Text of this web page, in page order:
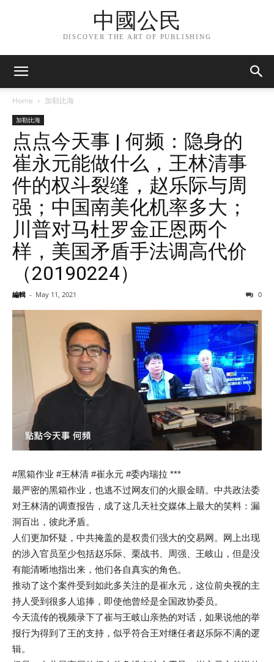
中國公民
DISCOVER THE ART OF PUBLISHING
Home 加勒比海
加勒比海
点点今天事 | 何频：隐身的
崔永元能做什么，王林清事
件的权斗裂缝，赵乐际与周
强；中国南美化机率多大；
川普对马杜罗金正恩两个
样，美国矛盾手法调高代价
（20190224）
編輯 - May 11, 2021 0
#黑箱作业 #王林清 #崔永元 #委内瑞拉 ***
最严密的黑箱作业，也逃不过网友们的火眼金睛。中共政法委
对王林清的调查报告，成了这几天社交媒体上最大的笑料：漏
洞百出，彼此矛盾。
人们更加怀疑，中共掩盖的是权贵们强大的交易网。网上出现
的涉入官员至少包括赵乐际、栗战书、周强、王岐山，但是没
有能清晰地指出来，他们各自真实的角色。
推动了这个案件受到如此多关注的是崔永元，这位前央视的主
持人受到很多人追捧，即使他曾经是全国政协委员。
今天流传的视频录下了崔与王岐山亲热的对话，如果说他的举
报行为得到了王的支持，似乎符合王对继任者赵乐际不满的逻
辑。